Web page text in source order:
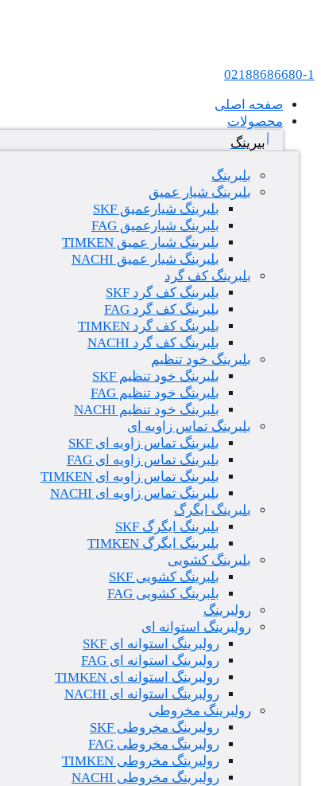
02188686680-1
صفحه اصلی
محصولات
بیرینگ
بلبرینگ
بلبرینگ شیار عمیق
بلبرینگ شیارعمیق SKF
بلبرینگ شیارعمیق FAG
بلبرینگ شیار عمیق TIMKEN
بلبرینگ شیار عمیق NACHI
بلبرینگ کف گرد
بلبرینگ کف گرد SKF
بلبرینگ کف گرد FAG
بلبرینگ کف گرد TIMKEN
بلبرینگ کف گرد NACHI
بلبرینگ خود تنظیم
بلبرینگ خود تنظیم SKF
بلبرینگ خود تنظیم FAG
بلبرینگ خود تنظیم NACHI
بلبرینگ تماس زاویه ای
بلبرینگ تماس زاویه ای SKF
بلبرینگ تماس زاویه ای FAG
بلبرینگ تماس زاویه ای TIMKEN
بلبرینگ تماس زاویه ای NACHI
بلبرینگ ایگرگ
بلبرینگ ایگرگ SKF
بلبرینگ ایگرگ TIMKEN
بلبرینگ کشویی
بلبرینگ کشویی SKF
بلبرینگ کشویی FAG
رولبرینگ
رولبرینگ استوانه ای
رولبرینگ استوانه ای SKF
رولبرینگ استوانه ای FAG
رولبرینگ استوانه ای TIMKEN
رولبرینگ استوانه ای NACHI
رولبرینگ مخروطی
رولبرینگ مخروطی SKF
رولبرینگ مخروطی FAG
رولبرینگ مخروطی TIMKEN
رولبرینگ مخروطی NACHI